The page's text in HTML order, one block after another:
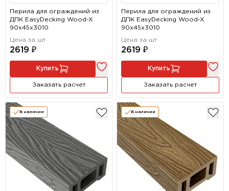
Перила для ограждений из
ДПК EasyDecking Wood-X
90х45х3010
Цена за шт
2619 ₽
Купить
Заказать расчет
Перила для ограждений из
ДПК EasyDecking Wood-X
90х45х3010
Цена за шт
2619 ₽
Купить
Заказать расчет
В наличии В наличии